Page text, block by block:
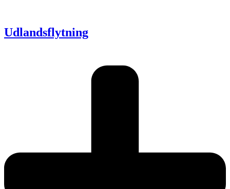
Udlandsflytning